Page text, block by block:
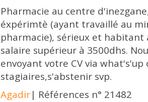
Pharmacie au centre
éxpérimtè (ayant travaillé au
pharmacie), sérieux et habitant
salaire supérieur à 3500dhs.
envoyant votre CV via
stagiaires,s'abstenir svp.
Agadir| Références n° 21482